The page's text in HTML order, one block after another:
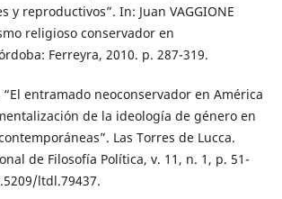
y reproductivos”. In: Juan VAGGIONE
religioso conservador en
Ferreyra, 2010. p. 287-319.
“El entramado neoconservador en América
de la ideología de género en
Las Torres de Lucca.
de Filosofía Política, v. 11, n. 1, p. 51-
ltdl.79437.